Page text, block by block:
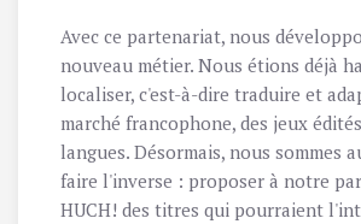
Avec ce partenariat, nous
nouveau métier. Nous étions déjà
localiser, c'est-à-dire traduire et
marché francophone, des jeux
langues. Désormais, nous sommes
faire l'inverse : proposer à notre
HUCH! des titres qui pourraient